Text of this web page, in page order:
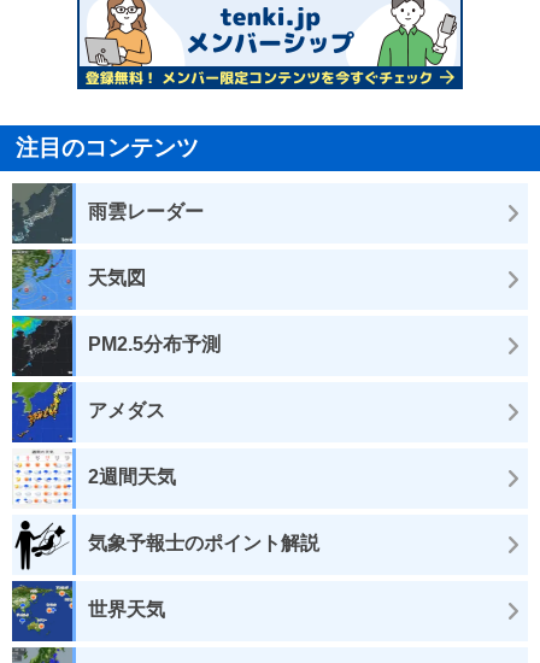
注目のコンテンツ
雨雲レーダー
天気図
PM2.5分布予測
アメダス
2週間天気
気象予報士のポイント解説
世界天気